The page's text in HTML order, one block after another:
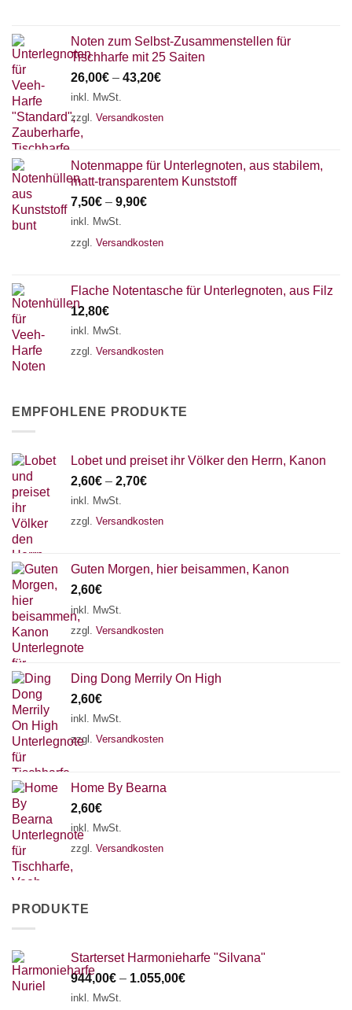
Noten zum Selbst-Zusammenstellen für
Tischharfe mit 25 Saiten
26,00€ – 43,20€
inkl. MwSt.
zzgl. Versandkosten
Notenmappe für Unterlegnoten, aus stabilem,
matt-transparentem Kunststoff
7,50€ – 9,90€
inkl. MwSt.
zzgl. Versandkosten
Flache Notentasche für Unterlegnoten, aus Filz
12,80€
inkl. MwSt.
zzgl. Versandkosten
EMPFOHLENE PRODUKTE
Lobet und preiset ihr Völker den Herrn, Kanon
2,60€ – 2,70€
inkl. MwSt.
zzgl. Versandkosten
Guten Morgen, hier beisammen, Kanon
2,60€
inkl. MwSt.
zzgl. Versandkosten
Ding Dong Merrily On High
2,60€
inkl. MwSt.
zzgl. Versandkosten
Home By Bearna
2,60€
inkl. MwSt.
zzgl. Versandkosten
PRODUKTE
Starterset Harmonieharfe "Silvana"
944,00€ – 1.055,00€
inkl. MwSt.